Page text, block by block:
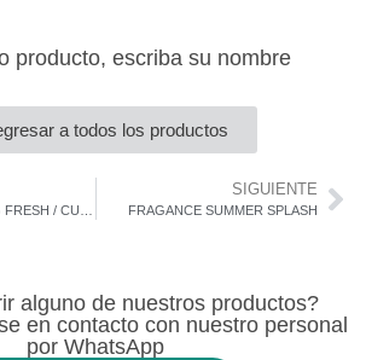
producto, escriba su nombre
a todos los productos
SIGUIENTE
FRAGANCE SUMMER SPLASH
alguno de nuestros productos?
en contacto con nuestro personal
por WhatsApp